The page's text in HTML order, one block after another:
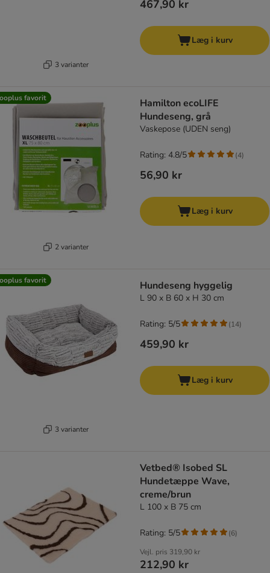
3 varianter
467,90 kr
Læg i kurv
favorit
2 varianter
Hamilton ecoLIFE
Hundeseng, grå
Vaskepose (UDEN seng)
56,90 kr
Rating: 4.8/5 (4)
Læg i kurv
favorit
3 varianter
Hundeseng hyggelig
L 90 x B 60 x H 30 cm
459,90 kr
Rating: 5/5 (14)
Læg i kurv
Vetbed® Isobed SL
Hundetæppe Wave,
creme/brun
L 100 x B 75 cm
Vejl. pris 319,90 kr
212,90 kr
Rating: 5/5 (6)